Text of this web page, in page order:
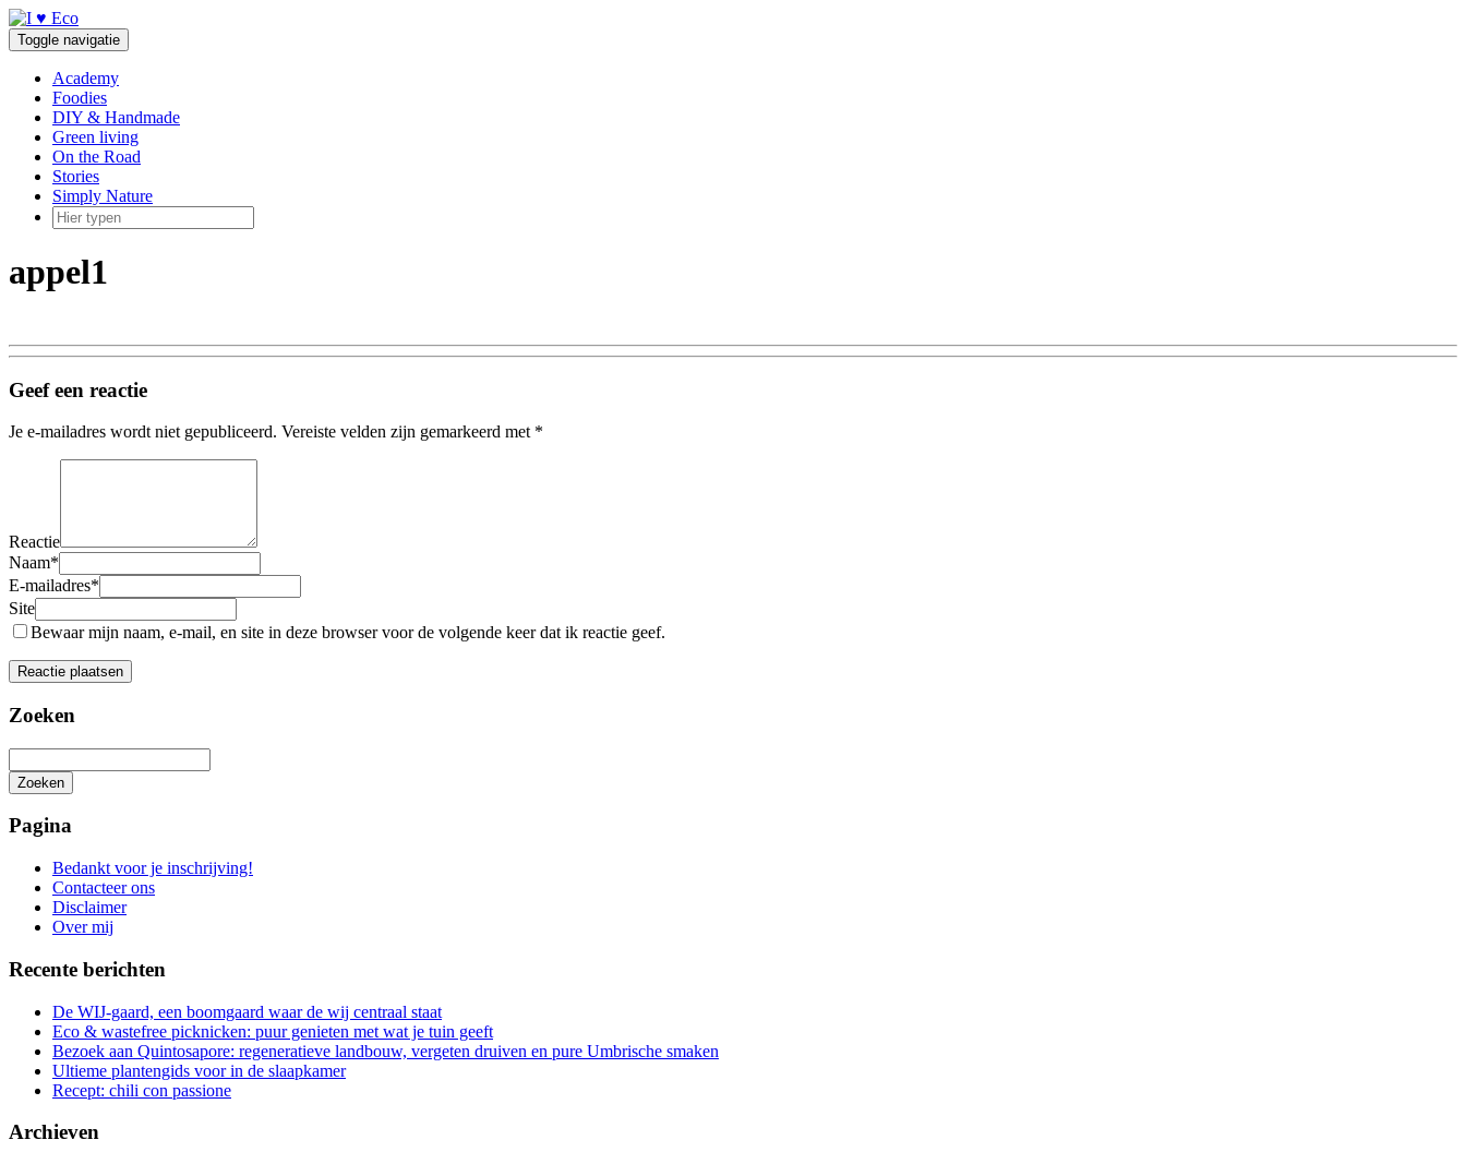
Doorgaan
naar
inhoud
Toggle navigatie
Academy
Foodies
DIY & Handmade
Green living
On the Road
Stories
Simply Nature
appel1
Geef een reactie
Je e-mailadres wordt niet gepubliceerd. Vereiste velden zijn gemarkeerd met *
Reactie
Naam*
E-mailadres*
Site
Bewaar mijn naam, e-mail, en site in deze browser voor de volgende keer dat ik reactie geef.
Zoeken
Zoeken
zoeken
Pagina
Bedankt voor je inschrijving!
Contacteer ons
Disclaimer
Over mij
Recente berichten
De WIJ-gaard, een boomgaard waar de wij centraal staat
Eco & wastefree picknicken: puur genieten met wat je tuin geeft
Bezoek aan Quintosapore: regeneratieve landbouw, vergeten druiven en pure Umbrische smaken
Ultieme plantengids voor in de slaapkamer
Recept: chili con passione
Archieven